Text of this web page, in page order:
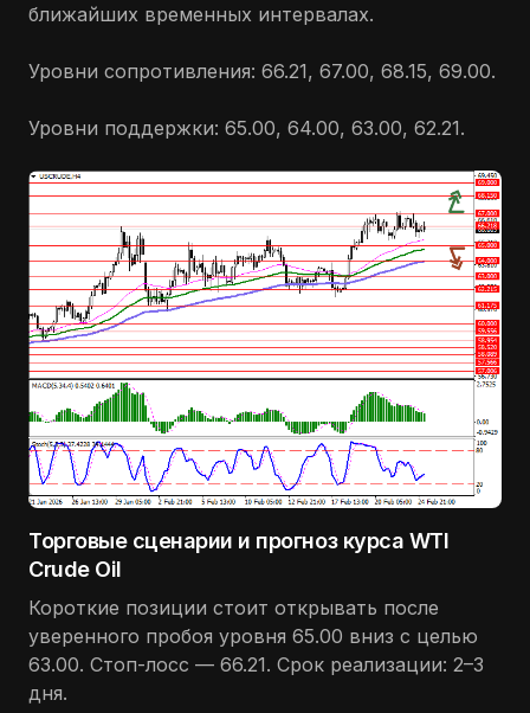
ближайших временных интервалах.
Уровни сопротивления: 66.21, 67.00, 68.15, 69.00.
Уровни поддержки: 65.00, 64.00, 63.00, 62.21.
Торговые сценарии и прогноз курса WTI
Crude Oil
Короткие позиции стоит открывать после
уверенного пробоя уровня 65.00 вниз с целью
63.00. Стоп-лосс — 66.21. Срок реализации: 2–3
дня.